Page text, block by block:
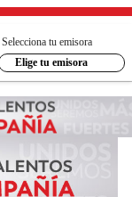
Selecciona tu emisora
Elige tu emisora